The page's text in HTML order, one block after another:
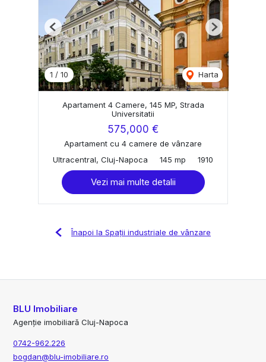
1 / 10 Harta
Previous Next
Apartament 4 Camere, 145 MP, Strada
Universitatii
575,000 €
Apartament cu 4 camere de vânzare
Ultracentral, Cluj-Napoca
145 mp 1910
Vezi mai multe detalii
Înapoi la Spații industriale de vânzare
BLU Imobiliare
Agenție imobiliară Cluj-Napoca
0742-962.226
bogdan@blu-imobiliare.ro